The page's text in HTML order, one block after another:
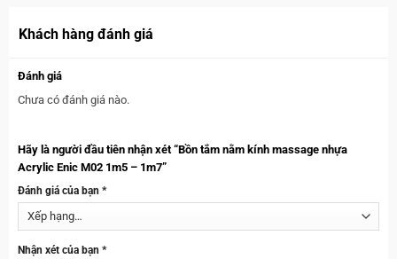
Khách hàng đánh giá
Đánh giá
Chưa có đánh giá nào.
Hãy là người đầu tiên nhận xét “Bồn tắm nằm kính massage nhựa
Acrylic Enic M02 1m5 – 1m7”
Đánh giá của bạn *
Nhận xét của bạn *